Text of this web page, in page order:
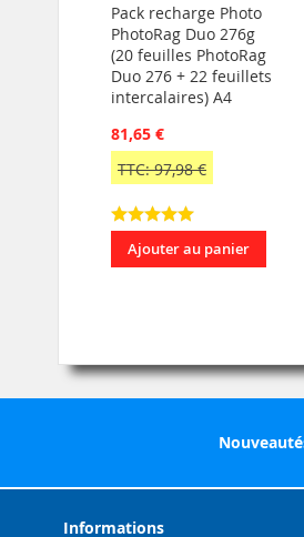
Pack recharge Photo
PhotoRag Duo 276g
(20 feuilles PhotoRag
Duo 276 + 22 feuillets
intercalaires) A4
81,65 €
TTC: 97,98 €
Ajouter au panier
Informations